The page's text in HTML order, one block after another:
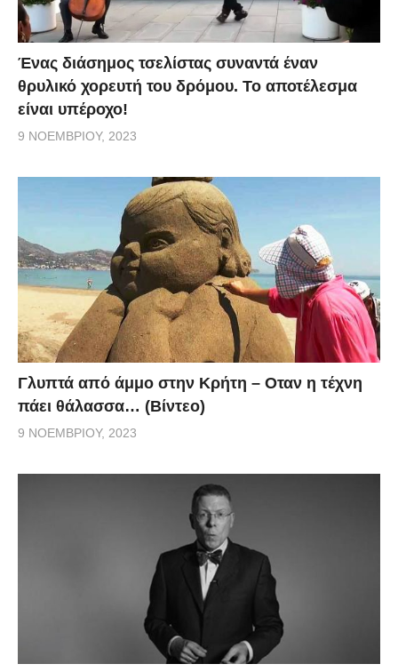
Ένας διάσημος τσελίστας συναντά έναν
θρυλικό χορευτή του δρόμου. Το αποτέλεσμα
είναι υπέροχο!
9 ΝΟΕΜΒΡΊΟΥ, 2023
Γλυπτά από άμμο στην Κρήτη – Οταν η τέχνη
πάει θάλασσα… (Βίντεο)
9 ΝΟΕΜΒΡΊΟΥ, 2023